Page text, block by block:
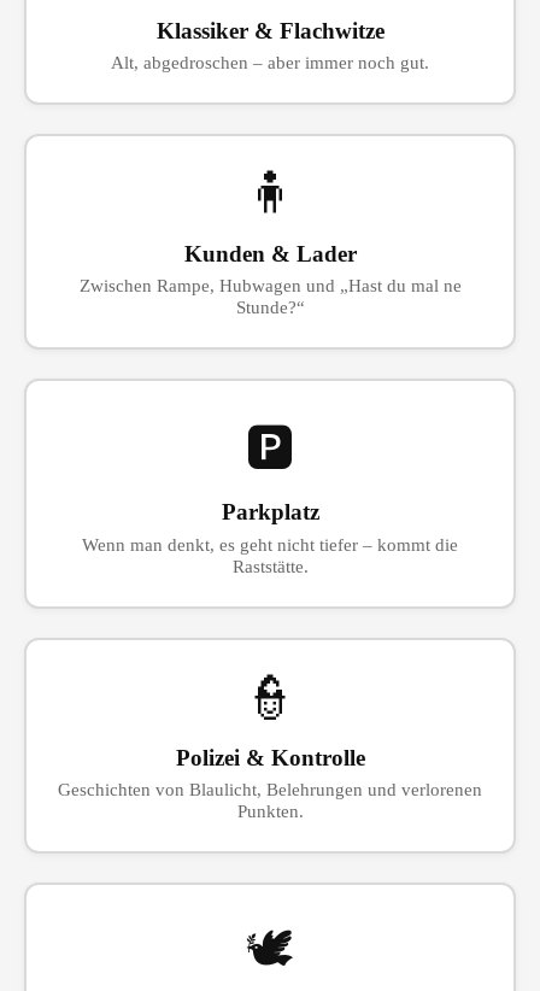
Klassiker & Flachwitze
Alt, abgedroschen – aber immer noch gut.
🧍
Kunden & Lader
Zwischen Rampe, Hubwagen und „Hast du mal ne
Stunde?“
🅿
Parkplatz
Wenn man denkt, es geht nicht tiefer – kommt die
Raststätte.
👮
Polizei & Kontrolle
Geschichten von Blaulicht, Belehrungen und verlorenen
Punkten.
🕊